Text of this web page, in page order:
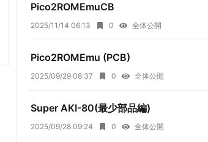
Pico2ROMEmuCB
2025/11/14 06:13 0 全体公開
Pico2ROMEmu (PCB)
2025/09/29 08:37 0 全体公開
Super AKI-80(最少部品編)
2025/09/28 09:24 0 全体公開